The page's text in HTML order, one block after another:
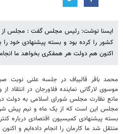
کشور را کرده بود و بسته پیشنهادی خود
اکنون هم دولت هر همفکری بخواهد ما
محمد باقر قالیباف در جلسه علنی نوبت
موسوی لارگانی نماینده فلاورجان در
مانع نظارت مجلس شورای اسلامی به دولت
بسته پیشنهادی کمیسیون اقتصادی درباره
منتقل شد ما کارمان را انجام داده‌ایم و